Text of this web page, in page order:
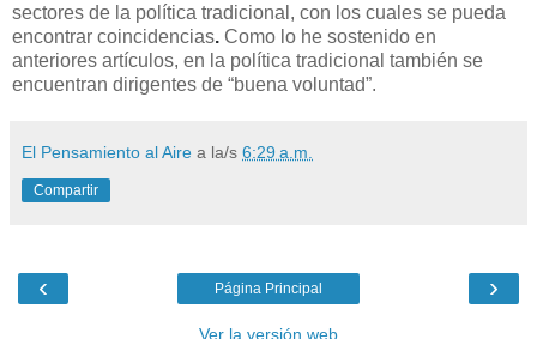
sectores de la política tradicional, con los cuales se pueda
encontrar coincidencias. Como lo he sostenido en
anteriores artículos, en la política tradicional también se
encuentran dirigentes de “buena voluntad”.
El Pensamiento al Aire a la/s 6:29 a.m.
Compartir
‹ ›
Página Principal
Ver la versión web